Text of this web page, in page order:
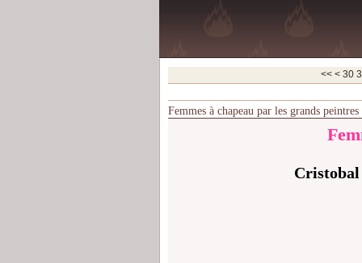
<< < 10
20
30
Femmes à chapeau par les grands
Cristobal